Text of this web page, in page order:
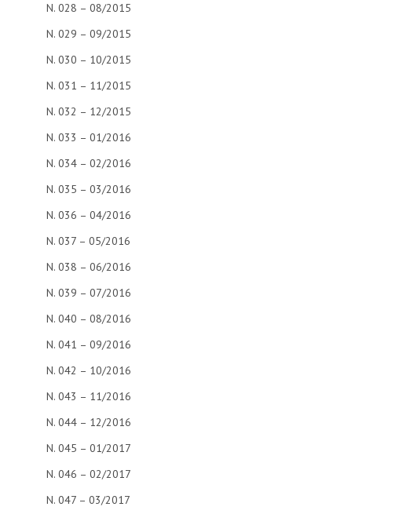
N. 028 – 08/2015
N. 029 – 09/2015
N. 030 – 10/2015
N. 031 – 11/2015
N. 032 – 12/2015
N. 033 – 01/2016
N. 034 – 02/2016
N. 035 – 03/2016
N. 036 – 04/2016
N. 037 – 05/2016
N. 038 – 06/2016
N. 039 – 07/2016
N. 040 – 08/2016
N. 041 – 09/2016
N. 042 – 10/2016
N. 043 – 11/2016
N. 044 – 12/2016
N. 045 – 01/2017
N. 046 – 02/2017
N. 047 – 03/2017